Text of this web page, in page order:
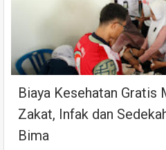
Biaya Kesehatan Gratis
Zakat, Infak dan
Bima